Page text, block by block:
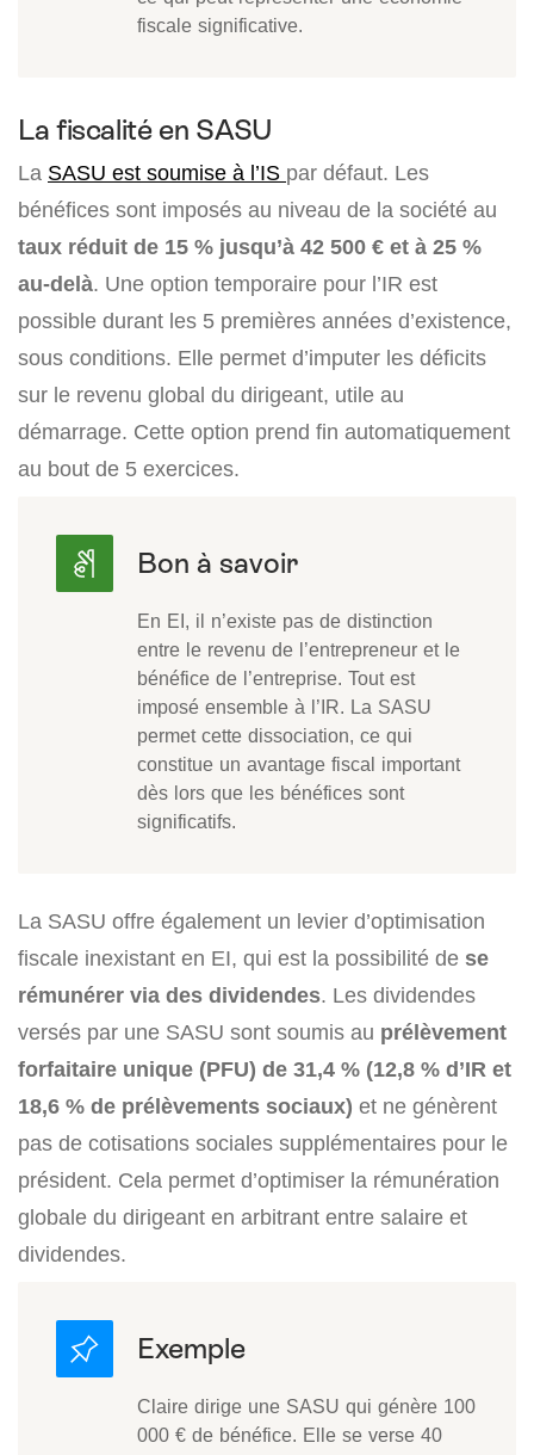
fiscale significative.
La fiscalité en SASU
La SASU est soumise à l’IS par défaut. Les
bénéfices sont imposés au niveau de la société au
taux réduit de 15 % jusqu’à 42 500 € et à 25 %
au-delà. Une option temporaire pour l’IR est
possible durant les 5 premières années d’existence,
sous conditions. Elle permet d’imputer les déficits
sur le revenu global du dirigeant, utile au
démarrage. Cette option prend fin automatiquement
au bout de 5 exercices.
En EI, il n’existe pas de distinction
entre le revenu de l’entrepreneur et le
bénéfice de l’entreprise. Tout est
imposé ensemble à l’IR. La SASU
permet cette dissociation, ce qui
constitue un avantage fiscal important
dès lors que les bénéfices sont
significatifs.
La SASU offre également un levier d’optimisation
fiscale inexistant en EI, qui est la possibilité de se
rémunérer via des dividendes. Les dividendes
versés par une SASU sont soumis au prélèvement
forfaitaire unique (PFU) de 31,4 % (12,8 % d’IR et
18,6 % de prélèvements sociaux) et ne génèrent
pas de cotisations sociales supplémentaires pour le
président. Cela permet d’optimiser la rémunération
globale du dirigeant en arbitrant entre salaire et
dividendes.
Claire dirige une SASU qui génère 100
000 € de bénéfice. Elle se verse 40